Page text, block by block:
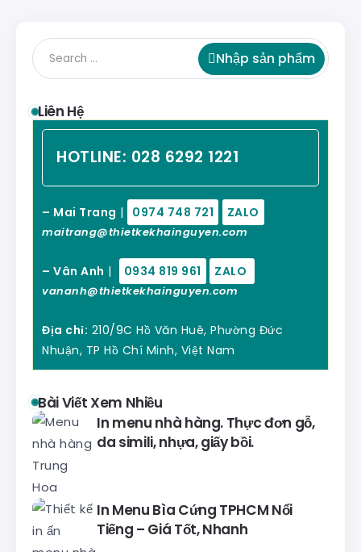
Nhập sản phẩm
Liên Hệ
HOTLINE: 028 6292 1221
– Mai Trang | 0974 748 721 ZALO
maitrang@thietkekhainguyen.com
– Vân Anh | 0934 819 961 ZALO
vananh@thietkekhainguyen.com
Địa chỉ: 210/9C Hồ Văn Huê, Phường Đức
Nhuận, TP Hồ Chí Minh, Việt Nam
Bài Viết Xem Nhiều
In menu nhà hàng. Thực đơn gỗ,
da simili, nhựa, giấy bồi.
In Menu Bìa Cứng TPHCM Nổi
Tiếng – Giá Tốt, Nhanh